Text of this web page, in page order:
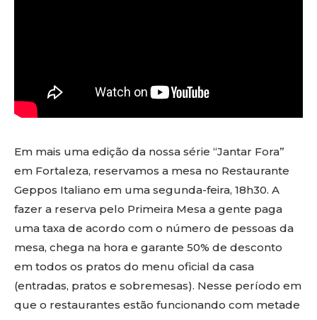
Em mais uma edição da nossa série “Jantar Fora”
em Fortaleza, reservamos a mesa no Restaurante
Geppos Italiano em uma segunda-feira, 18h30. A
fazer a reserva pelo Primeira Mesa a gente paga
uma taxa de acordo com o número de pessoas da
mesa, chega na hora e garante 50% de desconto
em todos os pratos do menu oficial da casa
(entradas, pratos e sobremesas). Nesse período em
que o restaurantes estão funcionando com metade